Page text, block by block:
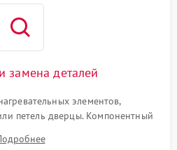
замена деталей
элементов,
петель дверцы. Компонентный
контактов и замена